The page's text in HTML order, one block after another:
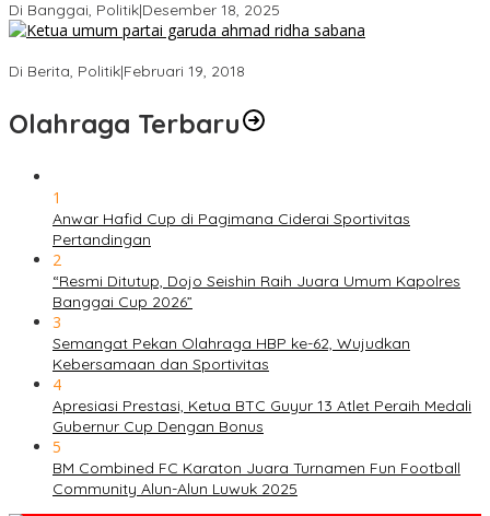
Di Banggai, Politik|Desember 18, 2025
Di Berita, Politik|Februari 19, 2018
Olahraga Terbaru
1
Anwar Hafid Cup di Pagimana Ciderai Sportivitas
Pertandingan
2
“Resmi Ditutup, Dojo Seishin Raih Juara Umum Kapolres
Banggai Cup 2026”
3
Semangat Pekan Olahraga HBP ke-62, Wujudkan
Kebersamaan dan Sportivitas
4
Apresiasi Prestasi, Ketua BTC Guyur 13 Atlet Peraih Medali
Gubernur Cup Dengan Bonus
5
BM Combined FC Karaton Juara Turnamen Fun Football
Community Alun-Alun Luwuk 2025